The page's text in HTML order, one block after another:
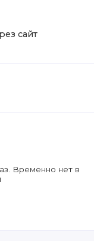
сайт
Временно нет в